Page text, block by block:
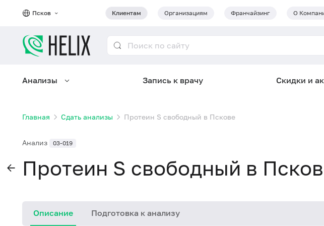
Псков Клиентам Организациям Франчайзинг О
Анализы Запись к врачу Скидки и
Главная Сдать анализы Протеин S свободный в Пскове
Анализ 03-019
Протеин S свободный в
Описание Подготовка к анализу